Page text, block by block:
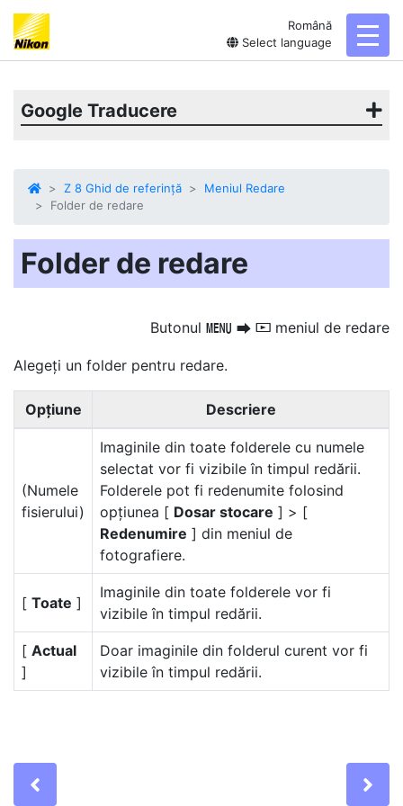
Română
Select language
Google Traducere
Z 8 Ghid de referință
Meniul Redare
Folder de redare
Folder de redare
Butonul G U D meniul de redare
Alegeți un folder pentru redare.
Opțiune Descriere
(Numele
fisierului)
Imaginile din toate folderele cu numele
selectat vor fi vizibile în timpul redării.
Folderele pot fi redenumite folosind
opțiunea [ Dosar stocare ] > [
Redenumire ] din meniul de
fotografiere.
[ Toate ]
Imaginile din toate folderele vor fi
vizibile în timpul redării.
[ Actual
]
Doar imaginile din folderul curent vor fi
vizibile în timpul redării.